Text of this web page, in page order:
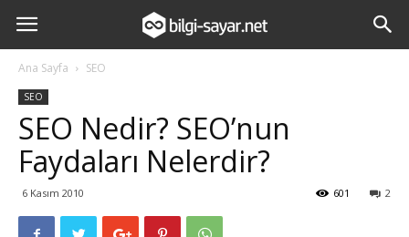
Ana Sayfa SEO
SEO
SEO Nedir? SEO’nun
Faydaları Nelerdir?
6 Kasım 2010 2
601